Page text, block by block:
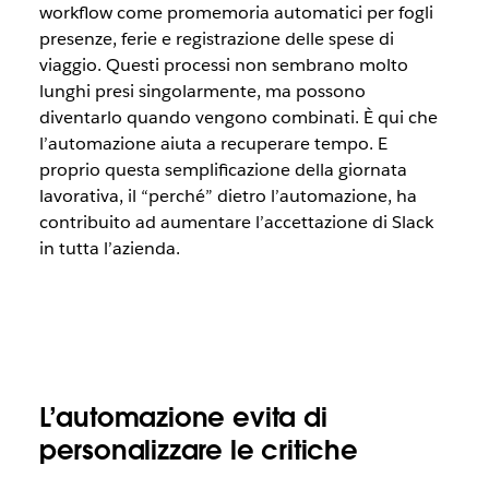
workflow come promemoria automatici per fogli
presenze, ferie e registrazione delle spese di
viaggio. Questi processi non sembrano molto
lunghi presi singolarmente, ma possono
diventarlo quando vengono combinati. È qui che
l’automazione aiuta a recuperare tempo. E
proprio questa semplificazione della giornata
lavorativa, il “perché” dietro l’automazione, ha
contribuito ad aumentare l’accettazione di Slack
in tutta l’azienda.
L’automazione evita di
personalizzare le critiche